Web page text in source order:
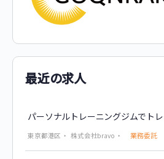
最近の求人
パーソナルトレーニングジムでトレ
東京都港区 株式会社bravo 業務委託